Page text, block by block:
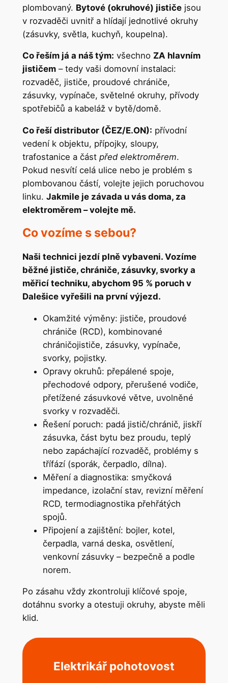
plombovaný. Bytové (okruhové) jističejsou
v rozvaděči uvnitř a hlídají jednotlivé okruhy
(zásuvky, světla, kuchyň, koupelna).
Co řeším já a náš tým: všechno ZA hlavním
jističem– tedy vaši domovní instalaci:
rozvaděč, jističe, proudové chrániče,
zásuvky, vypínače, světelné okruhy, přívody
spotřebičů a kabeláž v bytě/domě.
Co řeší distributor (ČEZ/E.ON): přívodní
vedení k objektu, přípojky, sloupy,
trafostanice a část před elektroměrem.
Pokud nesvítí celá ulice nebo je problém s
plombovanou částí, volejte jejich poruchovou
linku. Jakmile je závada u vás doma, za
elektroměrem – volejte mě.
Co vozíme s sebou?
Naši technici jezdí plně vybaveni. Vozíme
běžné jističe, chrániče, zásuvky, svorky a
měřicí techniku, abychom 95 % poruch v
Dalešice vyřešili na první výjezd.
Okamžité výměny: jističe, proudové
chrániče (RCD), kombinované
chráničojističe, zásuvky, vypínače,
svorky, pojistky.
Opravy okruhů: přepálené spoje,
přechodové odpory, přerušené vodiče,
přetížené zásuvkové větve, uvolněné
svorky v rozvaděči.
Řešení poruch: padá jistič/chránič, jiskří
zásuvka, část bytu bez proudu, teplý
nebo zapáchající rozvaděč, problémy s
třífází (sporák, čerpadlo, dílna).
Měření a diagnostika: smyčková
impedance, izolační stav, revizní měření
RCD, termodiagnostika přehřátých
spojů.
Připojení a zajištění: bojler, kotel,
čerpadla, varná deska, osvětlení,
venkovní zásuvky – bezpečně a podle
norem.
Po zásahu vždy zkontroluji klíčové spoje,
dotáhnu svorky a otestuji okruhy, abyste měli
klid.
Elektrikář pohotovost